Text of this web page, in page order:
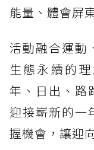
能量、體會屏
活動融合運動
生態永續的
年、日出、路
迎接嶄新的一
握機會，讓迎